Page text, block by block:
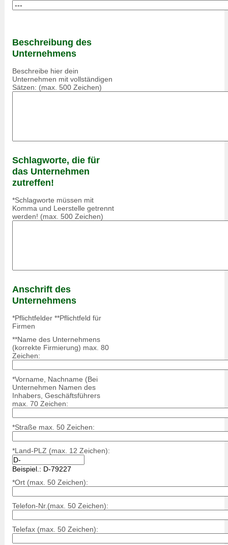
Beschreibung des
Unternehmens
Beschreibe hier dein
Unternehmen mit vollständigen
Sätzen: (max. 500 Zeichen)
Schlagworte, die für
das Unternehmen
zutreffen!
*Schlagworte müssen mit
Komma und Leerstelle getrennt
werden! (max. 500 Zeichen)
Anschrift des
Unternehmens
*Pflichtfelder **Pflichtfeld für
Firmen
**Name des Unternehmens
(korrekte Firmierung) max. 80
Zeichen:
*Vorname, Nachname (Bei
Unternehmen Namen des
Inhabers, Geschäftsführers
max. 70 Zeichen:
*Straße max. 50 Zeichen:
*Land-PLZ (max. 12 Zeichen):
Beispiel.: D-79227
*Ort (max. 50 Zeichen):
Telefon-Nr.(max. 50 Zeichen):
Telefax (max. 50 Zeichen):